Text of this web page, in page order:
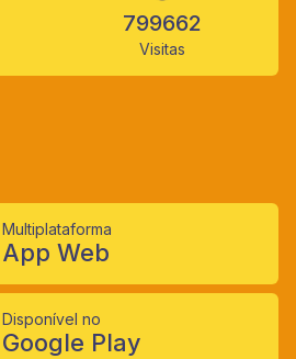
799662
Visitas
Multiplataforma
App Web
Disponível no
Google Play